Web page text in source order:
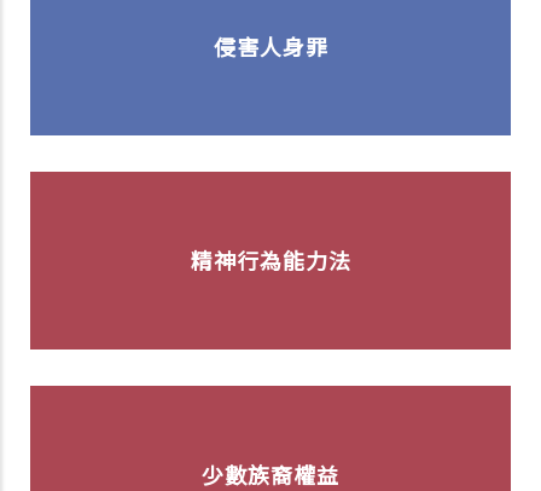
侵害人身罪
精神行為能力法
少數族裔權益